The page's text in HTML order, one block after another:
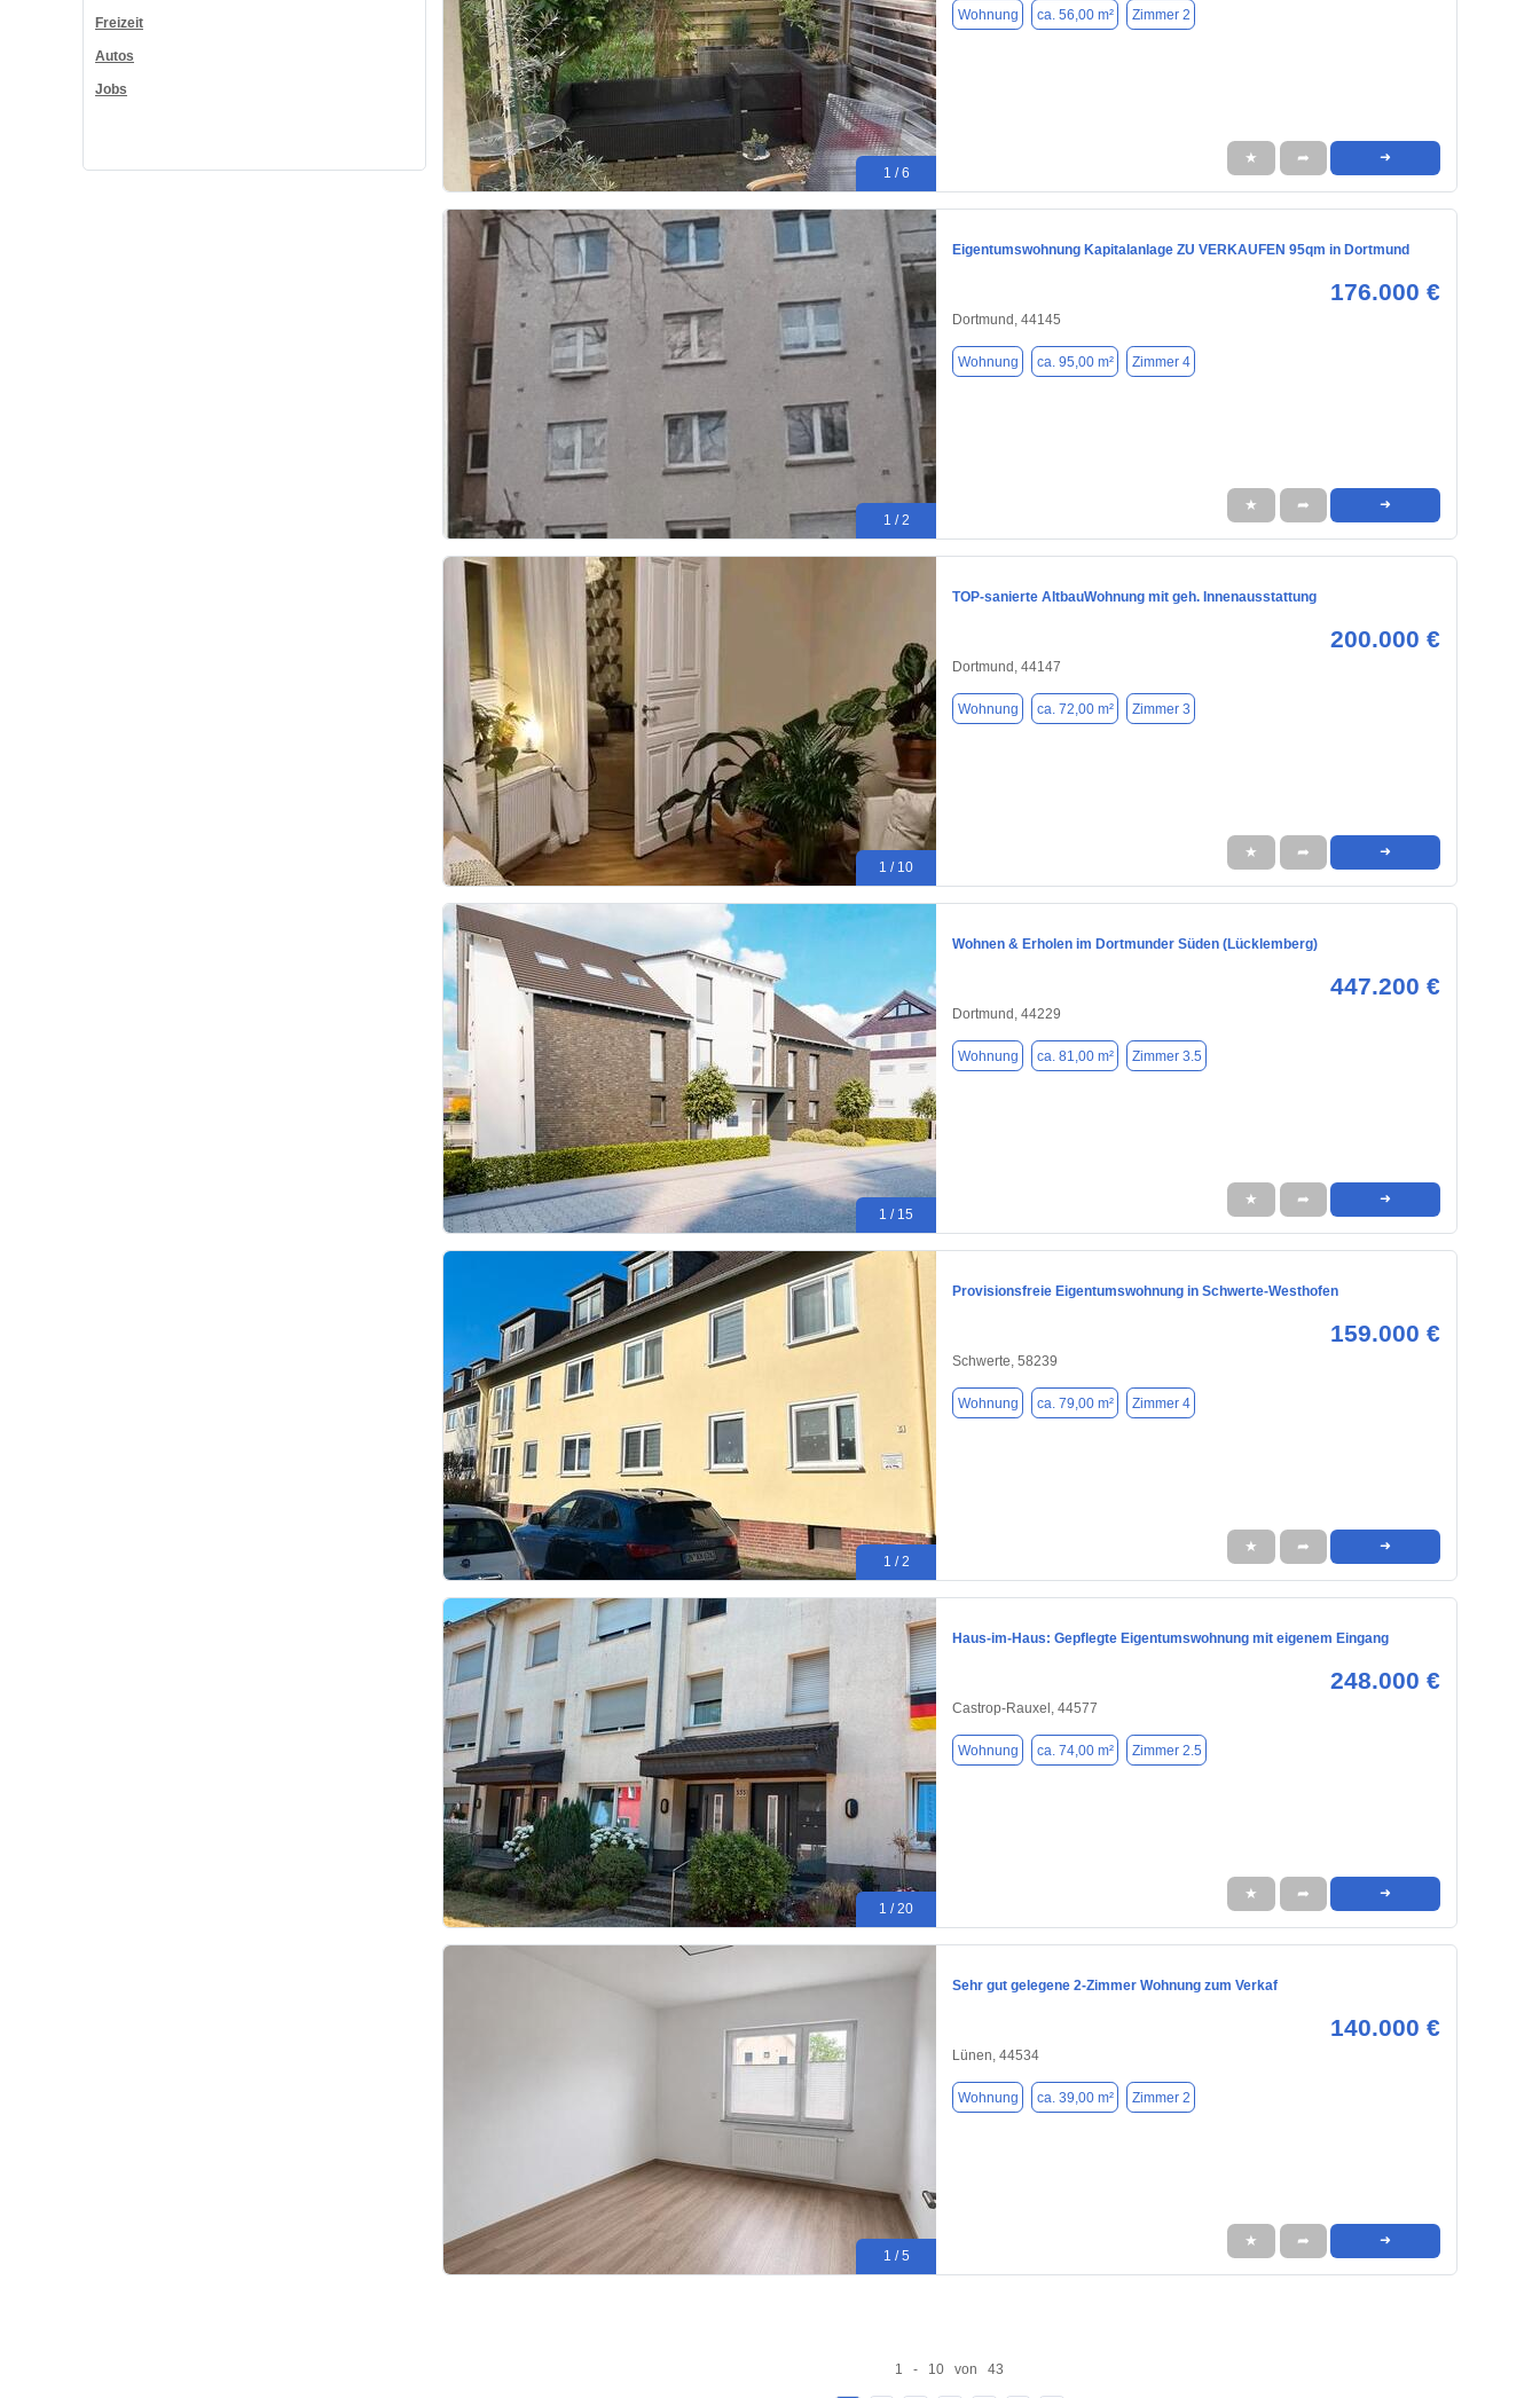
Freizeit
Autos
Jobs
1 / 6
Wohnung ca. 56,00 m² Zimmer 2
★ ➦ ➜
1 / 2
Eigentumswohnung Kapitalanlage ZU VERKAUFEN 95qm in Dortmund
176.000 €
Dortmund, 44145
Wohnung ca. 95,00 m² Zimmer 4
★ ➦ ➜
1 / 10
TOP-sanierte AltbauWohnung mit geh. Innenausstattung
200.000 €
Dortmund, 44147
Wohnung ca. 72,00 m² Zimmer 3
★ ➦ ➜
1 / 15
Wohnen & Erholen im Dortmunder Süden (Lücklemberg)
447.200 €
Dortmund, 44229
Wohnung ca. 81,00 m² Zimmer 3.5
★ ➦ ➜
1 / 2
Provisionsfreie Eigentumswohnung in Schwerte-Westhofen
159.000 €
Schwerte, 58239
Wohnung ca. 79,00 m² Zimmer 4
★ ➦ ➜
1 / 20
Haus-im-Haus: Gepflegte Eigentumswohnung mit eigenem Eingang
248.000 €
Castrop-Rauxel, 44577
Wohnung ca. 74,00 m² Zimmer 2.5
★ ➦ ➜
1 / 5
Sehr gut gelegene 2-Zimmer Wohnung zum Verkaf
140.000 €
Lünen, 44534
Wohnung ca. 39,00 m² Zimmer 2
★ ➦ ➜
1 - 10 von 43